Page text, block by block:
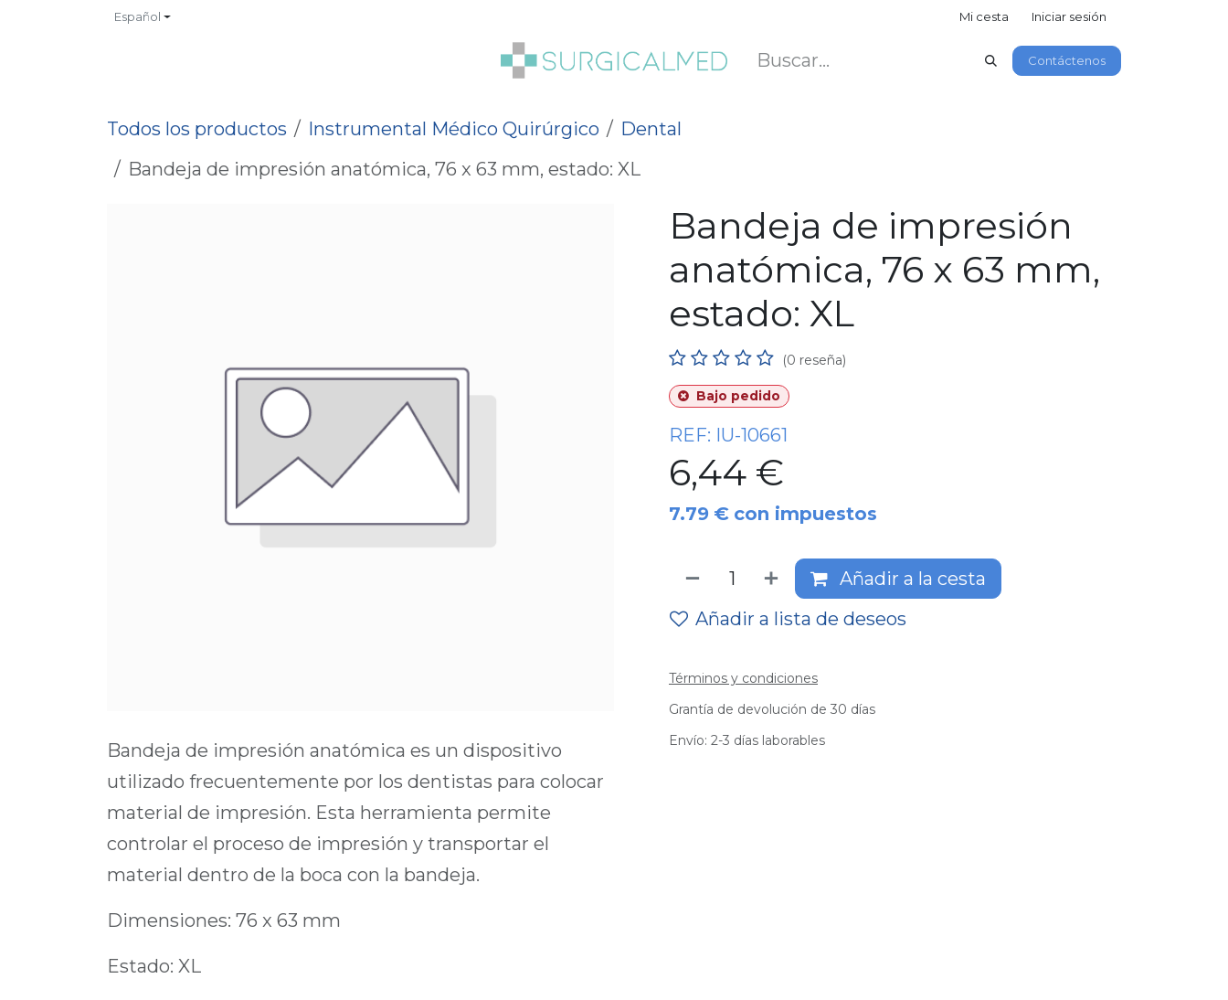
Ir al contenidoEspañol Mi cesta Iniciar sesión
Contáctenos
Todos los productos Instrumental Médico Quirúrgico
Dental
Bandeja de impresión anatómica, 76 x 63 mm, estado: XL
Bandeja de impresión anatómica es un dispositivo
utilizado frecuentemente por los dentistas para colocar
material de impresión. Esta herramienta permite
controlar el proceso de impresión y transportar el
material dentro de la boca con la bandeja.
Dimensiones: 76 x 63 mm
Estado: XL
Bandeja de impresión
anatómica, 76 x 63 mm,
estado: XL
(0 reseña)
Bajo pedido
REF: IU-10661
6,44 €
7.79 € con impuestos
Añadir a la cesta
Añadir a lista de deseos
Términos y condiciones
Grantía de devolución de 30 días
Envío: 2-3 días laborables